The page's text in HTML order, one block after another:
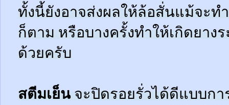
ทั้งนี้ยังอาจส่งผลให้ล้อสั่นแม้จะท
ก็ตาม หรือบางครั้งทำให้เกิดยา
ด้วยครับ
สตีมเย็นจะปิดรอยรั่วได้ดีแบบก